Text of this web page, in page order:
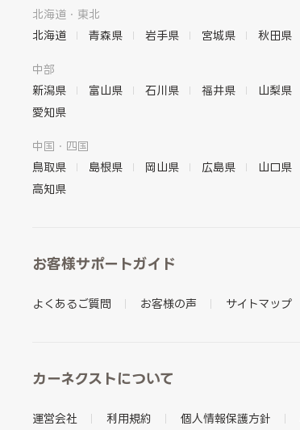
北海道・東北
北海道
青森県 岩手県 宮城県 秋田県
中部
新潟県
富山県 石川県 福井県 山梨県
愛知県
中国・四国
鳥取県
島根県 岡山県 広島県 山口県
高知県
お客様サポートガイド
よくあるご質問 お客様の声 サイトマップ
カーネクストについて
運営会社 利用規約 個人情報保護方針